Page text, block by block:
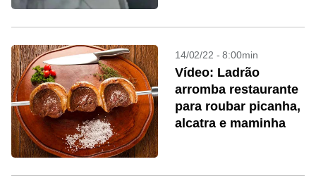
14/02/22 - 8:00min
Vídeo: Ladrão
arromba restaurante
para roubar picanha,
alcatra e maminha